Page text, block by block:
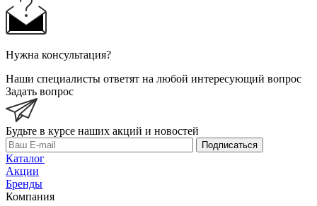
Нужна консультация?
Наши специалисты ответят на любой интересующий вопрос
Задать вопрос
Будьте в курсе наших акций и новостей
Подписаться
Каталог
Акции
Бренды
Компания